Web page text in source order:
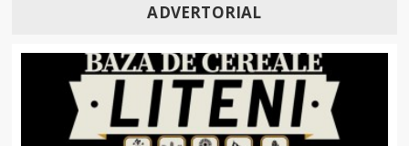
ADVERTORIAL